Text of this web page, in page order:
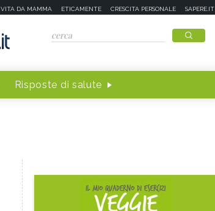
VITA DA MAMMA ETICAMENTE CRESCITA PERSONALE SAPERE.IT
Risposte di salute